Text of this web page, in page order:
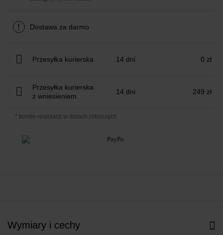
! Dostawa za darmo
Przesyłka kurierska 14 dni 0 zł
Przesyłka kurierska
z wniesieniem
14 dni 249 zł
* termin realizacji w dniach roboczych
Wymiary i cechy